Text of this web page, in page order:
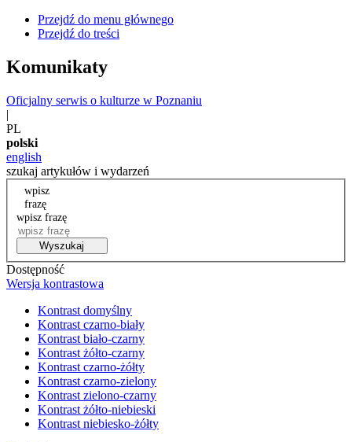
Przejdź do menu głównego
Przejdź do treści
Komunikaty
Oficjalny serwis o kulturze w Poznaniu
|
PL
polski
english
szukaj artykułów i wydarzeń
wpisz
frazę
wpisz frazę
Wyszukaj
Dostępność
Wersja kontrastowa
Kontrast domyślny
Kontrast czarno-biały
Kontrast biało-czarny
Kontrast żółto-czarny
Kontrast czarno-żółty
Kontrast czarno-zielony
Kontrast zielono-czarny
Kontrast żółto-niebieski
Kontrast niebiesko-żółty